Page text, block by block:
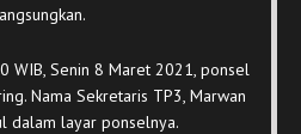
WIB, Senin 8 Maret 2021, ponsel
Nama Sekretaris TP3, Marwan
dalam layar ponselnya.